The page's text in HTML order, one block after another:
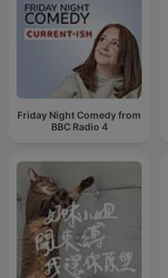
Friday Night Comedy from
BBC Radio 4